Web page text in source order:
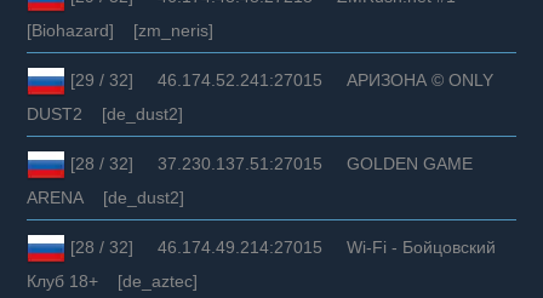
[Biohazard] [zm_neris]
[29 / 32] 46.174.52.241:27015 АРИЗОНА © ONLY
DUST2 [de_dust2]
[28 / 32] 37.230.137.51:27015 GOLDEN GAME
ARENA [de_dust2]
[28 / 32] 46.174.49.214:27015 Wi-Fi - Бойцовский
Клуб 18+ [de_aztec]